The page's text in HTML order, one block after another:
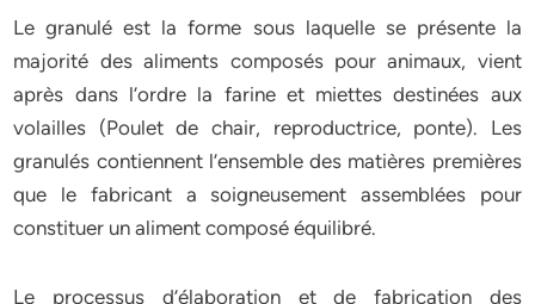
Le granulé est la forme sous laquelle se présente la
majorité des aliments composés pour animaux, vient
après dans l’ordre la farine et miettes destinées aux
volailles (Poulet de chair, reproductrice, ponte). Les
granulés contiennent l’ensemble des matières premières
que le fabricant a soigneusement assemblées pour
constituer un aliment composé équilibré.
Le processus d’élaboration et de fabrication des